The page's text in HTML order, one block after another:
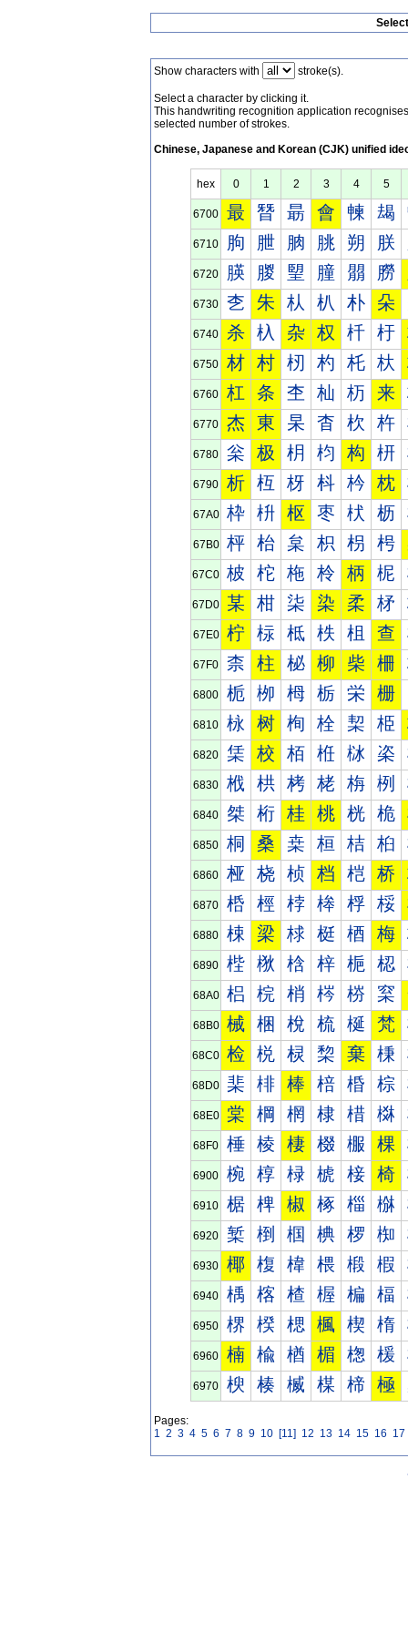
Show characters with stroke(s).
Select a character by clicking it.
This handwriting recognition application
selected number of strokes.
Chinese, Japanese and Korean (CJK) unified
hex 0 1 2 3 4 5
6700 最 朁 朂 會 朄 朅
6710 朐 朑 朒 朓 朔 朕
6720 朠 朡 朢 朣 朤 朥
6730 朰 朱 朲 朳 朴 朵
6740 杀 杁 杂 权 杄 杅
6750 材 村 杒 杓 杔 杕
6760 杠 条 杢 杣 杤 来
6770 杰 東 杲 杳 杴 杵
6780 枀 极 枂 枃 构 枅
6790 析 枑 枒 枓 枔 枕
67A0 枠 枡 枢 枣 枤 枥
67B0 枰 枱 枲 枳 枴 枵
67C0 柀 柁 柂 柃 柄 柅
67D0 某 柑 柒 染 柔 柕
67E0 柠 柡 柢 柣 柤 查
67F0 柰 柱 柲 柳 柴 柵
6800 栀 栁 栂 栃 栄 栅
6810 栐 树 栒 栓 栔 栕
6820 栠 校 栢 栣 栤 栥
6830 栰 栱 栲 栳 栴 栵
6840 桀 桁 桂 桃 桄 桅
6850 桐 桑 桒 桓 桔 桕
6860 桠 桡 桢 档 桤 桥
6870 桰 桱 桲 桳 桴 桵
6880 梀 梁 梂 梃 梄 梅
6890 梐 梑 梒 梓 梔 梕
68A0 梠 梡 梢 梣 梤 梥
68B0 械 梱 梲 梳 梴 梵
68C0 检 棁 棂 棃 棄 棅
68D0 棐 棑 棒 棓 棔 棕
68E0 棠 棡 棢 棣 棤 棥
68F0 棰 棱 棲 棳 棴 棵
6900 椀 椁 椂 椃 椄 椅
6910 椐 椑 椒 椓 椔 椕
6920 椠 椡 椢 椣 椤 椥
6930 椰 椱 椲 椳 椴 椵
6940 楀 楁 楂 楃 楄 楅
6950 楐 楑 楒 楓 楔 楕
6960 楠 楡 楢 楣 楤 楥
6970 楰 楱 楲 楳 楴 極
Pages:
1 2 3 4 5 6 7 8 9 10 [11] 12 13 14 15 16 17